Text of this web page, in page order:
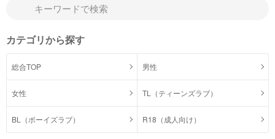
カテゴリから探す
総合TOP 男性
女性 TL（ティーンズラブ）
BL（ボーイズラブ） R18（成人向け）